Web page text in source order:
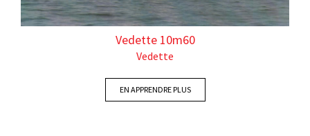
Vedette 10m60
Vedette
EN APPRENDRE PLUS